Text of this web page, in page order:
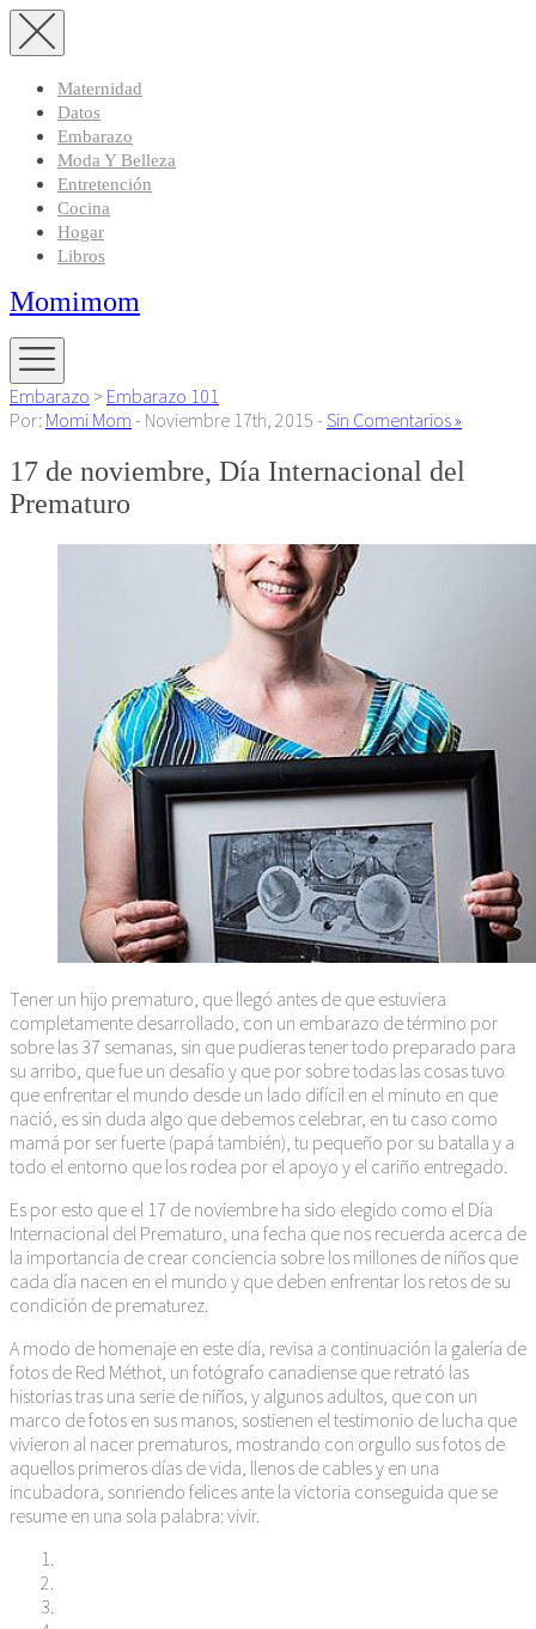
Maternidad
Datos
Embarazo
Moda Y Belleza
Entretención
Cocina
Hogar
Libros
Momimom
Embarazo > Embarazo 101
Por: Momi Mom - Noviembre 17th, 2015 - Sin Comentarios »
17 de noviembre, Día Internacional del
Prematuro
Tener un hijo prematuro, que llegó antes de que estuviera
completamente desarrollado, con un embarazo de término por
sobre las 37 semanas, sin que pudieras tener todo preparado para
su arribo, que fue un desafío y que por sobre todas las cosas tuvo
que enfrentar el mundo desde un lado difícil en el minuto en que
nació, es sin duda algo que debemos celebrar, en tu caso como
mamá por ser fuerte (papá también), tu pequeño por su batalla y a
todo el entorno que los rodea por el apoyo y el cariño entregado.
Es por esto que el 17 de noviembre ha sido elegido como el Día
Internacional del Prematuro, una fecha que nos recuerda acerca de
la importancia de crear conciencia sobre los millones de niños que
cada día nacen en el mundo y que deben enfrentar los retos de su
condición de prematurez.
A modo de homenaje en este día, revisa a continuación la galería de
fotos de Red Méthot, un fotógrafo canadiense que retrató las
historias tras una serie de niños, y algunos adultos, que con un
marco de fotos en sus manos, sostienen el testimonio de lucha que
vivieron al nacer prematuros, mostrando con orgullo sus fotos de
aquellos primeros días de vida, llenos de cables y en una
incubadora, sonriendo felices ante la victoria conseguida que se
resume en una sola palabra: vivir.